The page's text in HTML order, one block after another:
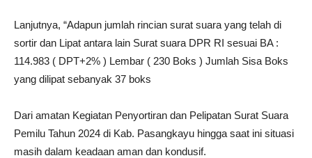
Lanjutnya, “Adapun jumlah rincian surat suara yang telah di
sortir dan Lipat antara lain Surat suara DPR RI sesuai BA :
114.983 ( DPT+2% ) Lembar ( 230 Boks ) Jumlah Sisa Boks
yang dilipat sebanyak 37 boks
Dari amatan Kegiatan Penyortiran dan Pelipatan Surat Suara
Pemilu Tahun 2024 di Kab. Pasangkayu hingga saat ini situasi
masih dalam keadaan aman dan kondusif.